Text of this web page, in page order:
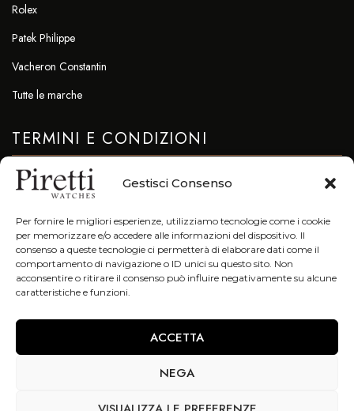
Gestisci Consenso
Per fornire le migliori esperienze, utilizziamo tecnologie come i cookie
per memorizzare e/o accedere alle informazioni del dispositivo. Il
consenso a queste tecnologie ci permetterà di elaborare dati come il
comportamento di navigazione o ID unici su questo sito. Non
acconsentire o ritirare il consenso può influire negativamente su alcune
caratteristiche e funzioni.
ACCETTA
NEGA
Rolex
Patek Philippe
Vacheron Constantin
Tutte le marche
TERMINI E CONDIZIONI
Privacy & Cookie Policy
info@piretti.it
Tel: +39 051 23.96.47
Galleria Cavour 7/F 40124 Bologna (Bo)